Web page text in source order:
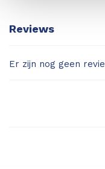
Reviews
Er zijn nog geen